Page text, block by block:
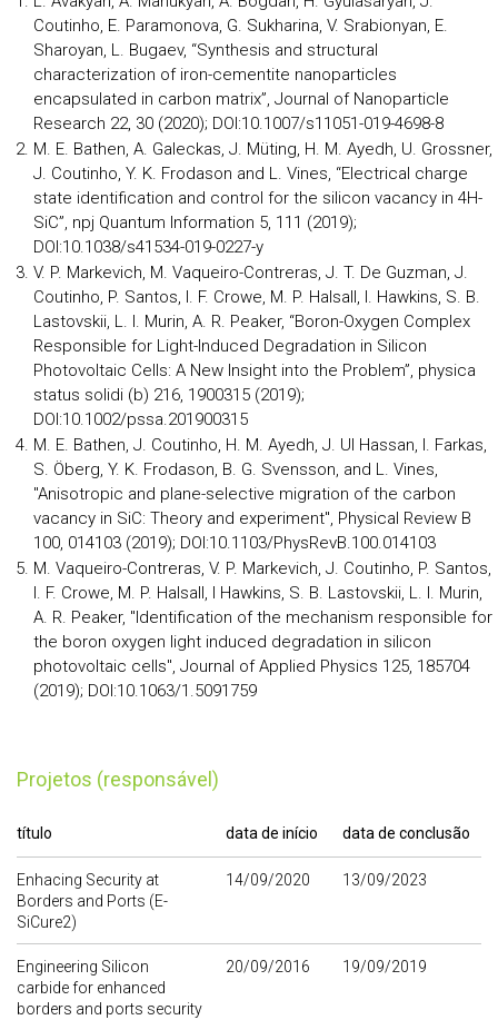
Coutinho, E. Paramonova, G. Sukharina, V. Srabionyan, E.
Sharoyan, L. Bugaev, “Synthesis and structural
characterization of iron-cementite nanoparticles
encapsulated in carbon matrix”, Journal of Nanoparticle
Research 22, 30 (2020); DOI:10.1007/s11051-019-4698-8
M. E. Bathen, A. Galeckas, J. Müting, H. M. Ayedh, U. Grossner,
J. Coutinho, Y. K. Frodason and L. Vines, “Electrical charge
state identification and control for the silicon vacancy in 4H-
SiC”, npj Quantum Information 5, 111 (2019);
DOI:10.1038/s41534-019-0227-y
V. P. Markevich, M. Vaqueiro-Contreras, J. T. De Guzman, J.
Coutinho, P. Santos, I. F. Crowe, M. P. Halsall, I. Hawkins, S. B.
Lastovskii, L. I. Murin, A. R. Peaker, “Boron-Oxygen Complex
Responsible for Light-Induced Degradation in Silicon
Photovoltaic Cells: A New Insight into the Problem”, physica
status solidi (b) 216, 1900315 (2019);
DOI:10.1002/pssa.201900315
M. E. Bathen, J. Coutinho, H. M. Ayedh, J. Ul Hassan, I. Farkas,
S. Öberg, Y. K. Frodason, B. G. Svensson, and L. Vines,
"Anisotropic and plane-selective migration of the carbon
vacancy in SiC: Theory and experiment", Physical Review B
100, 014103 (2019); DOI:10.1103/PhysRevB.100.014103
M. Vaqueiro-Contreras, V. P. Markevich, J. Coutinho, P. Santos,
I. F. Crowe, M. P. Halsall, I Hawkins, S. B. Lastovskii, L. I. Murin,
A. R. Peaker, "Identification of the mechanism responsible for
the boron oxygen light induced degradation in silicon
photovoltaic cells", Journal of Applied Physics 125, 185704
(2019); DOI:10.1063/1.5091759
Projetos (responsável)
título data de início data de conclusão
Enhacing Security at
Borders and Ports (E-
SiCure2)
14/09/2020 13/09/2023
Engineering Silicon
carbide for enhanced
borders and ports security
20/09/2016 19/09/2019